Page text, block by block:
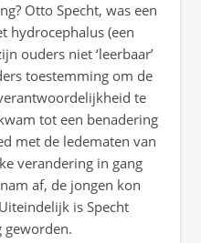
Otto Specht, was een
hydrocephalus (een
ouders niet ‘leerbaar’
toestemming om de
te
tot een benadering
met de ledematen van
verandering in gang
af, de jongen kon
is Specht
geworden.